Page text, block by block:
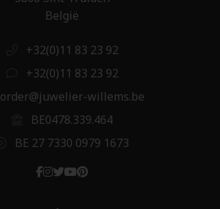
België
+32(0)11 83 23 92
+32(0)11 83 23 92
order@juwelier-willems.be
BE0478.339.464
BE 27 7330 0979 1673